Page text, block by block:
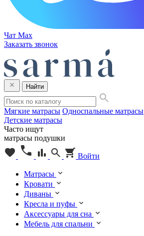
Чат Max
Заказать звонок
Найти
Мягкие матрасы Односпальные матрасы
Детские матрасы
Часто ищут
матрасы подушки
Войти
Матрасы
Кровати
Диваны
Кресла и пуфы
Аксессуары для сна
Мебель для спальни